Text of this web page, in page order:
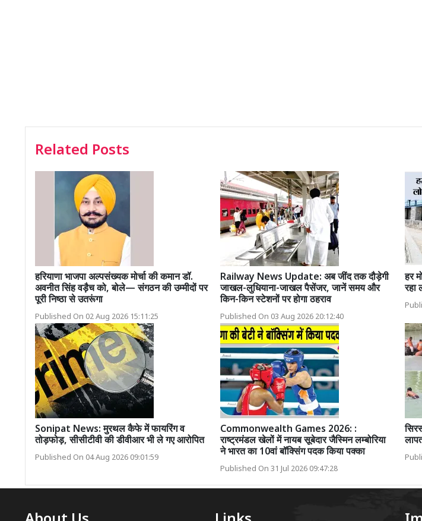
Related Posts
हरियाणा भाजपा अल्पसंख्यक मोर्चा की कमान डॉ.
अवनीत सिंह वड़ैच को, बोले— संगठन की उम्मीदों पर
पूरी निष्ठा से उतरूंगा
Published On 02 Aug 2026 15:11:25
Railway News Update: अब जींद तक दौड़ेगी
जाखल-लुधियाना-जाखल पैसेंजर, जानें समय और
किन-किन स्टेशनों पर होगा ठहराव
Published On 03 Aug 2026 20:12:40
हर
रहा
Sonipat News: मुरथल कैफे में फायरिंग व
तोड़फोड़, सीसीटीवी की डीवीआर भी ले गए आरोपित
Published On 04 Aug 2026 09:01:59
Commonwealth Games 2026: :
राष्ट्रमंडल खेलों में नायब सूबेदार जैस्मिन लम्बोरिया
ने भारत का 10वां बॉक्सिंग पदक किया पक्का
Published On 31 Jul 2026 09:47:28